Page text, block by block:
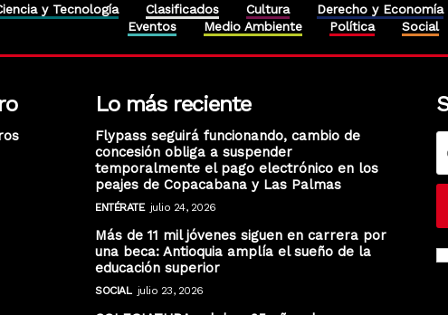
y Tecnología Clasificados Cultura Derecho y Economía
Eventos
Medio Ambiente Política Social
Lo más reciente
Flypass seguirá funcionando, cambio de
concesión obliga a suspender
temporalmente el pago electrónico en los
peajes de Copacabana y Las Palmas
ENTÉRATE julio 24, 2026
Más de 11 mil jóvenes siguen en carrera por
una beca: Antioquia amplía el sueño de la
educación superior
SOCIAL julio 23, 2026